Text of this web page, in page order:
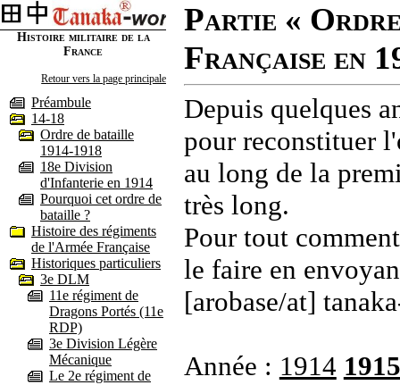
Histoire militaire de la
France
Retour vers la page principale
Préambule
14-18
Ordre de bataille
1914-1918
18e Division
d'Infanterie en 1914
Pourquoi cet ordre de
bataille ?
Histoire des régiments
de l'Armée Française
Historiques particuliers
3e DLM
11e régiment de
Dragons Portés (11e
RDP)
3e Division Légère
Mécanique
Le 2e régiment de
Partie «
Française en
Depuis quelques
pour reconstituer
au long de la
très long.
Pour tout
le faire en
[arobase/at]
Année : 1914 1915